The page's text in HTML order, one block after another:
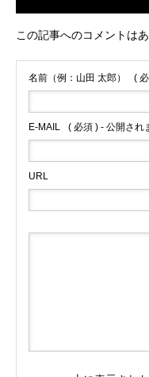
この記事へのコメントはあ
名前（例：山田 太郎） (
E-MAIL ( 必須 ) - 公開され
URL